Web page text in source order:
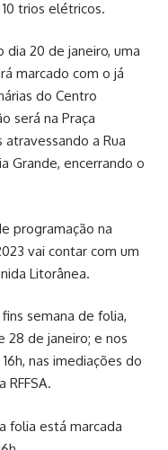
trios elétricos.
20 de janeiro, uma
marcado com o já
do Centro
será na Praça
a Rua
Grande, encerrando o
programação na
vai contar com um
Litorânea.
semana de folia,
28 de janeiro; e nos
nas imediações do
folia está marcada